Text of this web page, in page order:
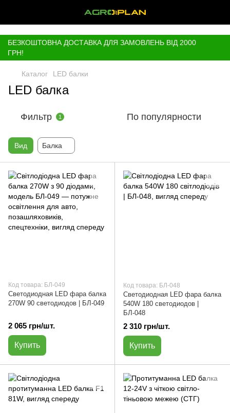
БЕЗКОШТОВНА ДОСТАВКА ДЛЯ ЗАМОВЛЕНЬ ВІД 2000
ГРН!
Каталог LED балки
LED балка
Фильтр 1 По популярности
Вид Балка
Код товара: БЛ-049
Светодиодная LED фара балка
270W 90 светодиодов | БЛ-049
2 065 грн/шт.
Купить
Код товара: БЛ-048
Светодиодная LED фара балка
540W 180 светодиодов |
БЛ-048
2 310 грн/шт.
Купить